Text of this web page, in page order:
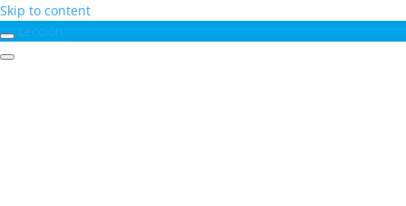
Skip to content
Lección